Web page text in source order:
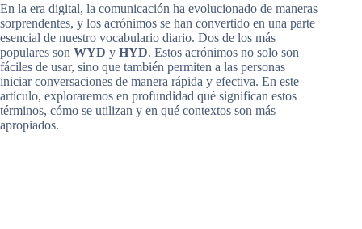
En la era digital, la comunicación ha evolucionado de maneras
sorprendentes, y los acrónimos se han convertido en una parte
esencial de nuestro vocabulario diario. Dos de los más
populares son WYD y HYD. Estos acrónimos no solo son
fáciles de usar, sino que también permiten a las personas
iniciar conversaciones de manera rápida y efectiva. En este
artículo, exploraremos en profundidad qué significan estos
términos, cómo se utilizan y en qué contextos son más
apropiados.